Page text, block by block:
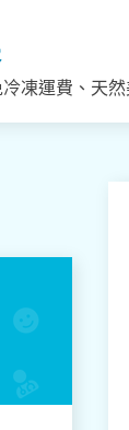
凍運費、天然